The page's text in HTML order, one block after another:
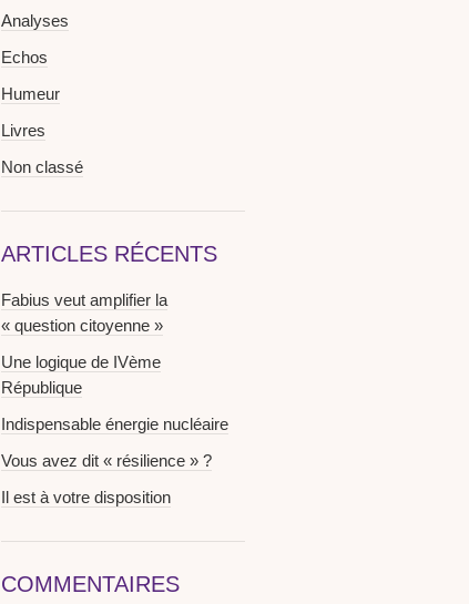
Analyses
Echos
Humeur
Livres
Non classé
ARTICLES RÉCENTS
Fabius veut amplifier la
« question citoyenne »
Une logique de IVème
République
Indispensable énergie nucléaire
Vous avez dit « résilience » ?
Il est à votre disposition
COMMENTAIRES